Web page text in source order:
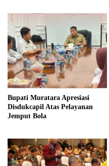
Bupati Muratara Apresiasi
Disdukcapil Atas Pelayanan
Jemput Bola